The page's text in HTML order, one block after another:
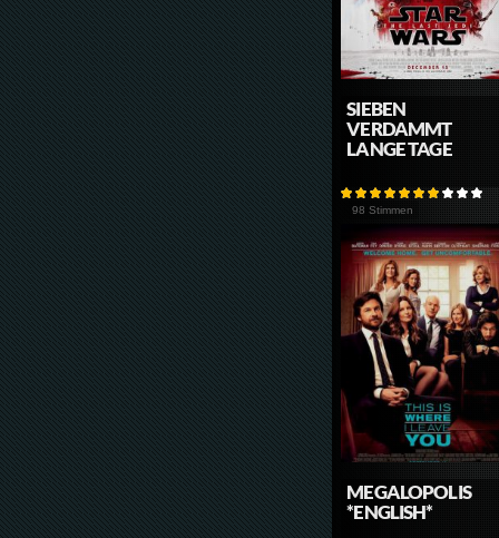
SIEBEN
VERDAMMT
LANGE TAGE
98 Stimmen
MEGALOPOLIS
*ENGLISH*